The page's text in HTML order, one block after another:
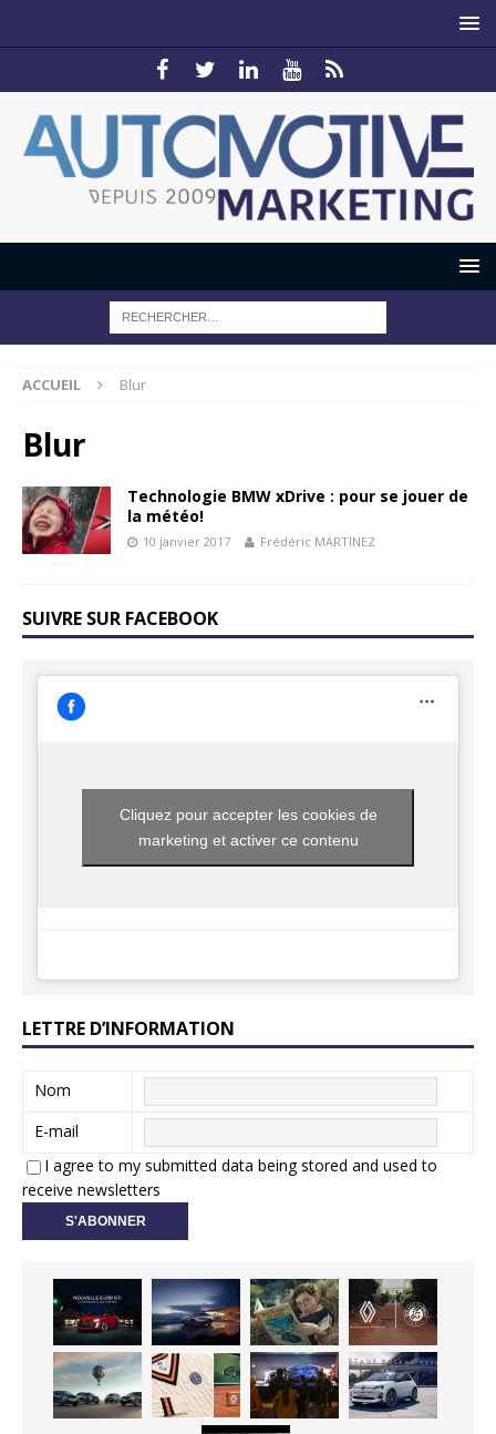
ACCUEIL Blur
Blur
Technologie BMW xDrive : pour se jouer de
la météo!
10 janvier 2017 Frédéric MARTINEZ
SUIVRE SUR FACEBOOK
Cliquez pour accepter les cookies de
marketing et activer ce contenu
LETTRE D’INFORMATION
Nom
E-mail
I agree to my submitted data being stored and used to
receive newsletters